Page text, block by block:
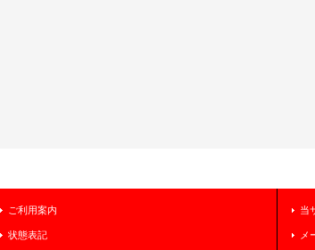
ご利用案内
状態表記
当
メ